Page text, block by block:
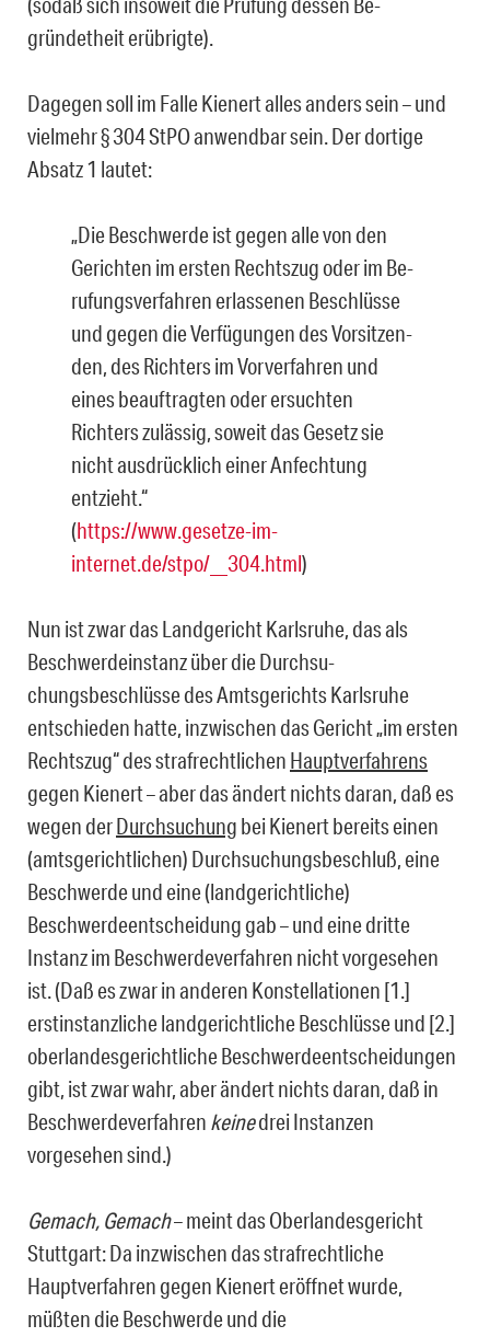
gründetheit erübrigte).
Dagegen soll im Falle Kienert alles anders sein – und
vielmehr § 304 StPO anwendbar sein. Der dortige
Absatz 1 lautet:
„Die Beschwerde ist gegen alle von den
Gerichten im ersten Rechtszug oder im Be­
rufungsverfahren erlassenen Beschlüsse
und gegen die Verfügungen des Vorsitzen­
den, des Richters im Vorverfahren und
eines beauftragten oder ersuchten
Richters zulässig, soweit das Gesetz sie
nicht ausdrücklich einer Anfechtung
entzieht.“
(https://www.gesetze-im-
internet.de/stpo/__304.html)
Nun ist zwar das Landgericht Karlsruhe, das als
Beschwerdeinstanz über die Durchsu­
chungsbeschlüsse des Amtsgerichts Karlsruhe
entschieden hatte, inzwischen das Ge­richt „im ersten
Rechtszug“ des strafrechtlichen Hauptverfahrens
gegen Kienert – aber das ändert nichts daran, daß es
wegen derDurchsuchung bei Kienert bereits einen
(amtsgerichtlichen) Durchsuchungsbeschluß, eine
Beschwerde und eine (landgerichtli­che)
Beschwerdeentscheidung gab – und eine dritte
Instanz im Beschwerdeverfahren nicht vorgesehen
ist. (Daß es zwar in anderen Konstellationen [1.]
erstinstanzliche land­gerichtliche Beschlüsse und [2.]
oberlandesgerichtliche Beschwerdeentscheidungen
gibt, ist zwar wahr, aber ändert nichts daran, daß in
Beschwerdeverfahren keinedrei In­stanzen
vorgesehen sind.)
Gemach, Gemach– meint das Oberlandesgericht
Stuttgart: Da inzwischen das straf­rechtliche
Hauptverfahren gegen Kienert eröffnet wurde,
müßten die Beschwerde und die